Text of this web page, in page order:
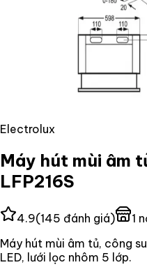
Electrolux
Máy hút mùi âm
LFP216S
4.9(145 đánh giá) 1
Máy hút mùi âm tủ, công
LED, lưới lọc nhôm 5 lớp.